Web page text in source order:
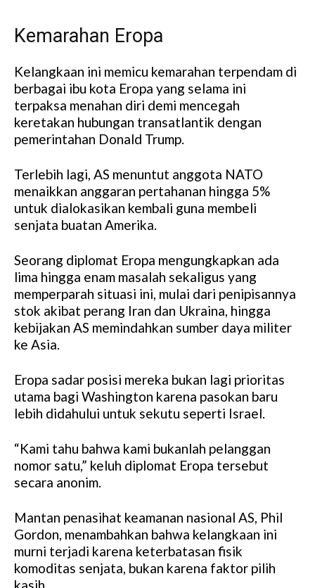
Kemarahan Eropa
Kelangkaan ini memicu kemarahan terpendam di
berbagai ibu kota Eropa yang selama ini
terpaksa menahan diri demi mencegah
keretakan hubungan transatlantik dengan
pemerintahan Donald Trump.
Terlebih lagi, AS menuntut anggota NATO
menaikkan anggaran pertahanan hingga 5%
untuk dialokasikan kembali guna membeli
senjata buatan Amerika.
Seorang diplomat Eropa mengungkapkan ada
lima hingga enam masalah sekaligus yang
memperparah situasi ini, mulai dari penipisannya
stok akibat perang Iran dan Ukraina, hingga
kebijakan AS memindahkan sumber daya militer
ke Asia.
Eropa sadar posisi mereka bukan lagi prioritas
utama bagi Washington karena pasokan baru
lebih didahului untuk sekutu seperti Israel.
“Kami tahu bahwa kami bukanlah pelanggan
nomor satu,” keluh diplomat Eropa tersebut
secara anonim.
Mantan penasihat keamanan nasional AS, Phil
Gordon, menambahkan bahwa kelangkaan ini
murni terjadi karena keterbatasan fisik
komoditas senjata, bukan karena faktor pilih